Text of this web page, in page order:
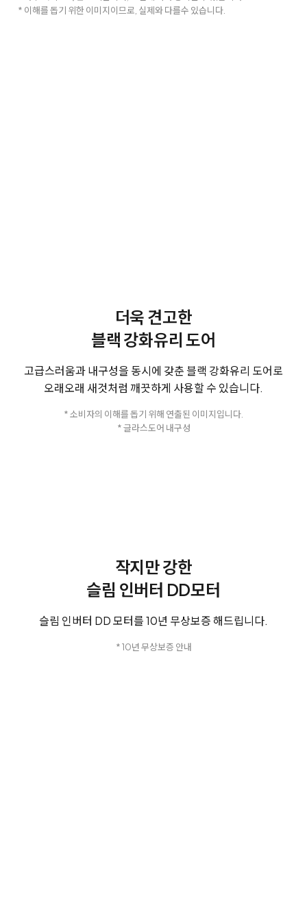
* 이해를 돕기 위한 이미지이므로, 실제와 다를수 있습니다.
더욱 견고한
블랙 강화유리 도어
고급스러움과 내구성을 동시에 갖춘 블랙 강화유리 도어로
오래오래 새것처럼 깨끗하게 사용할 수 있습니다.
* 소비자의 이해를 돕기 위해 연출된 이미지입니다.
* 글라스도어 내구성
작지만 강한
슬림 인버터 DD모터
슬림 인버터 DD 모터를 10년 무상보증 해드립니다.
* 10년 무상보증 안내